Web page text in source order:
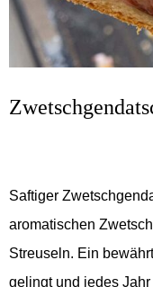
Saftiger
aromatischen
Streuseln. Ein
gelingt und jedes